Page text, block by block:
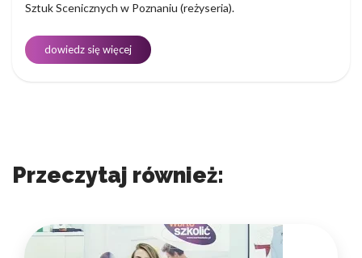
Sztuk Scenicznych w Poznaniu (reżyseria).
dowiedz się więcej
Przeczytaj również: